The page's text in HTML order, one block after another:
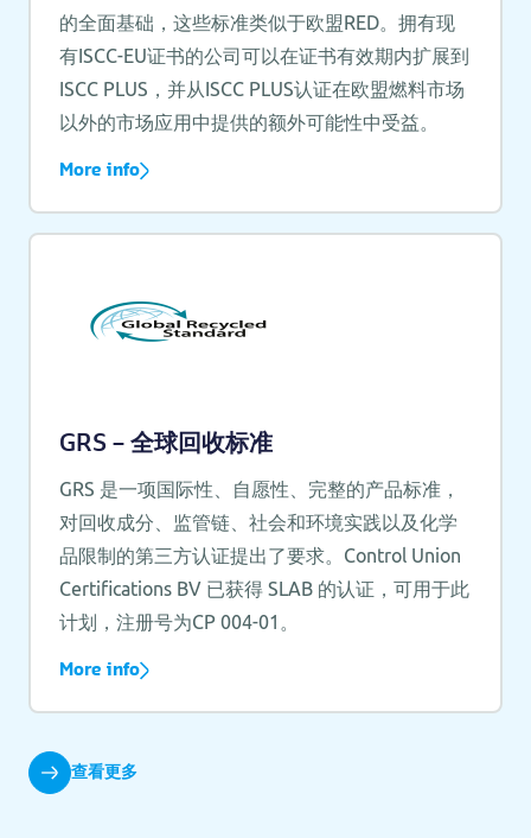
的全面基础，这些标准类似于欧盟RED。拥有现
有ISCC-EU证书的公司可以在证书有效期内扩展到
ISCC PLUS，并从ISCC PLUS认证在欧盟燃料市场
以外的市场应用中提供的额外可能性中受益。
More info
GRS – 全球回收标准
GRS 是一项国际性、自愿性、完整的产品标准，
对回收成分、监管链、社会和环境实践以及化学
品限制的第三方认证提出了要求。Control Union
Certifications BV 已获得 SLAB 的认证，可用于此
计划，注册号为CP 004-01。
More info
查看更多